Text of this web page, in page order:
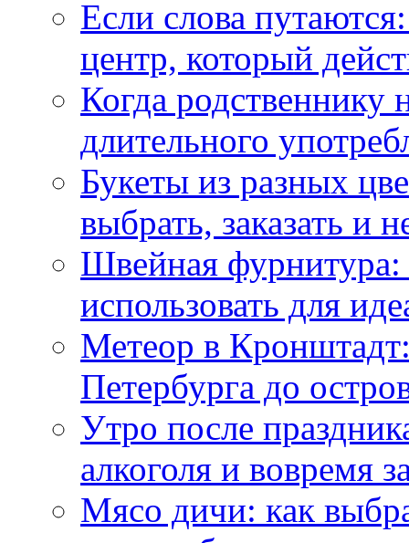
Если слова
центр, который
Когда
длительного
Букеты из разных
выбрать, заказать и
Швейная фурнитура:
использовать для
Метеор в
Петербурга до
Утро после
алкоголя и вовремя
Мясо дичи: как